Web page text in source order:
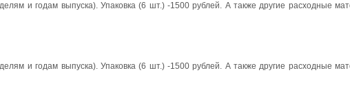
и годам выпуска). Упаковка (6 шт.) -1500 рублей. А также другие расходные
и годам выпуска). Упаковка (6 шт.) -1500 рублей. А также другие расходные